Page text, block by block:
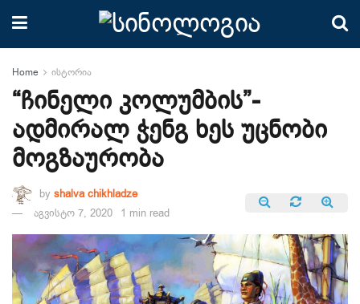
Home ისტორია
“ჩინელი კოლუმბის”-
ადმირალ ჭენგ ხეს უცნობი
მოგზაურობა
by shalva chikhladze
აგვისტო 7, 2020
1 min read